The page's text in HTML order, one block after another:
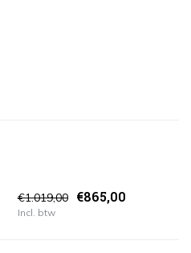
€1.019,00 €865,00
Incl. btw